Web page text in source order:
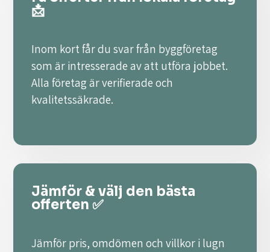
📩
Inom kort får du svar från byggföretag
som är intresserade av att utföra jobbet.
Alla företag är verifierade och
kvalitetssäkrade.
Jämför & välj den bästa
offerten ✅
Jämför pris, omdömen och villkor i lugn